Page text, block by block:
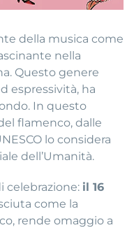
della musica come
nella
Questo genere
espressività, ha
In questo
flamenco, dalle
lo considera
dell’Umanità.
celebrazione: il 16
come la
rende omaggio a